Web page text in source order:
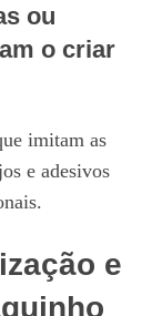
ou
o criar
imitam as
e adesivos
e